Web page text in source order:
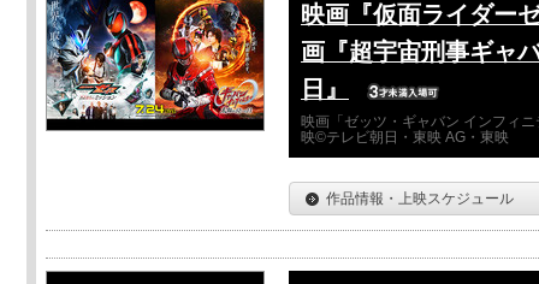
映画『仮面ライダー
画『超宇宙刑事ギャ
日』
映画「ゼッツ・ギャバン インフィ
映©テレビ朝日・東映 AG・東映
作品情報・上映スケジュール